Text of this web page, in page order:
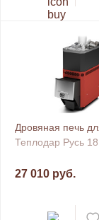
Дровяная печь
Теплодар Русь
27 010 руб.